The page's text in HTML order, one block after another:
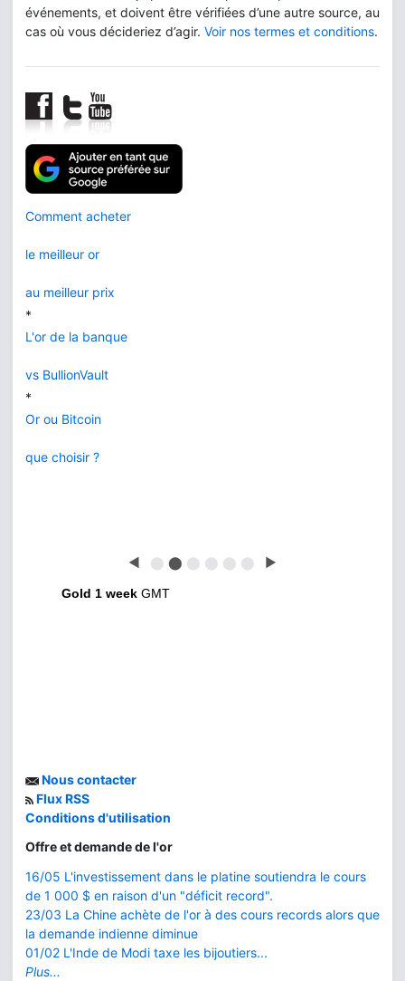
événements, et doivent être vérifiées d’une autre source, au
cas où vous décideriez d’agir. Voir nos termes et conditions.
Comment acheter
le meilleur or
au meilleur prix
*
L'or de la banque
vs BullionVault
*
Or ou Bitcoin
que choisir ?
◀ ⬤ ⬤ ⬤ ⬤ ⬤ ⬤ ▶
Gold 1 week GMT
Nous contacter
Flux RSS
Conditions d'utilisation
Offre et demande de l'or
16/05 L'investissement dans le platine soutiendra le cours
de 1 000 $ en raison d'un "déficit record".
23/03 La Chine achète de l'or à des cours records alors que
la demande indienne diminue
01/02 L'Inde de Modi taxe les bijoutiers...
Plus...